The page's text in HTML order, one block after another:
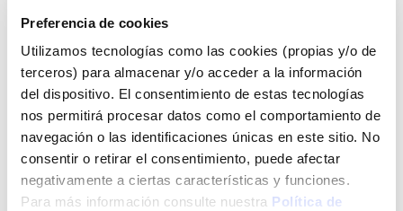
Preferencia de cookies
Utilizamos tecnologías como las cookies (propias y/o de
terceros) para almacenar y/o acceder a la información
del dispositivo. El consentimiento de estas tecnologías
nos permitirá procesar datos como el comportamiento de
navegación o las identificaciones únicas en este sitio. No
consentir o retirar el consentimiento, puede afectar
negativamente a ciertas características y funciones.
Para más información consulte nuestra Política de
Click&Collect - Recogida gratis
en nuestras tiendas
Envío a domicilio:
5 días hábiles
+ INFO